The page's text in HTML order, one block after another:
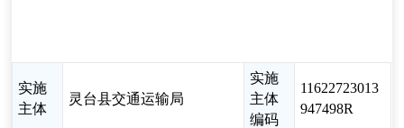
实施
主体
灵台县交通运输局
实施
主体
编码
11622723013
947498R